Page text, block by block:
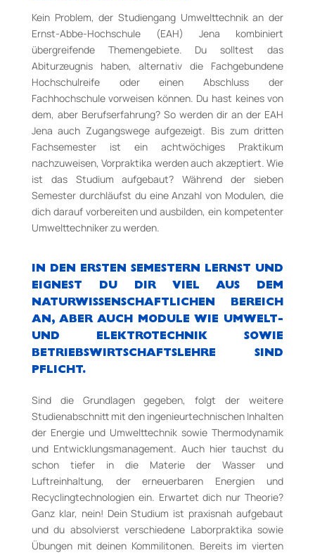
Kein Problem, der Studiengang Umwelttechnik an der
Ernst-­Abbe-­Hochschule (EAH) Jena kombiniert
übergreifende Themengebiete. Du solltest das
Abiturzeugnis haben, alternativ die Fachgebundene
Hochschulreife oder einen Abschluss der
Fachhochschule vorweisen können. Du hast keines von
dem, aber Berufserfahrung? So werden dir an der EAH
Jena auch Zugangswege aufgezeigt. Bis zum dritten
Fachsemester ist ein achtwöchiges Praktikum
nachzuweisen, Vorpraktika werden auch akzeptiert. Wie
ist das Studium aufgebaut? Während der sieben
Semester durchläufst du eine Anzahl von Modulen, die
dich darauf vorbereiten und ausbilden, ein kompetenter
Umwelttechniker zu werden.
IN DEN ERSTEN SEMESTERN LERNST UND
EIGNEST DU DIR VIEL AUS DEM
NATURWISSENSCHAFTLICHEN BEREICH
AN, ABER AUCH MODULE WIE UMWELT­
UND ELEKTROTECHNIK SOWIE
BETRIEBSWIRTSCHAFTSLEHRE SIND
PFLICHT.
Sind die Grundlagen gegeben, folgt der weitere
Studienabschnitt mit den ingenieurtechnischen Inhalten
der Energie­ und Umwelttechnik sowie Thermodynamik
und Entwicklungsmanagement. Auch hier tauchst du
schon tiefer in die Materie der Wasser­ und
Luftreinhaltung, der erneuerbaren Energien und
Recyclingtechnologien ein. Erwartet dich nur Theorie?
Ganz klar, nein! Dein Studium ist praxisnah aufgebaut
und du absolvierst verschiedene Laborpraktika sowie
Übungen mit deinen Kommilitonen. Bereits im vierten